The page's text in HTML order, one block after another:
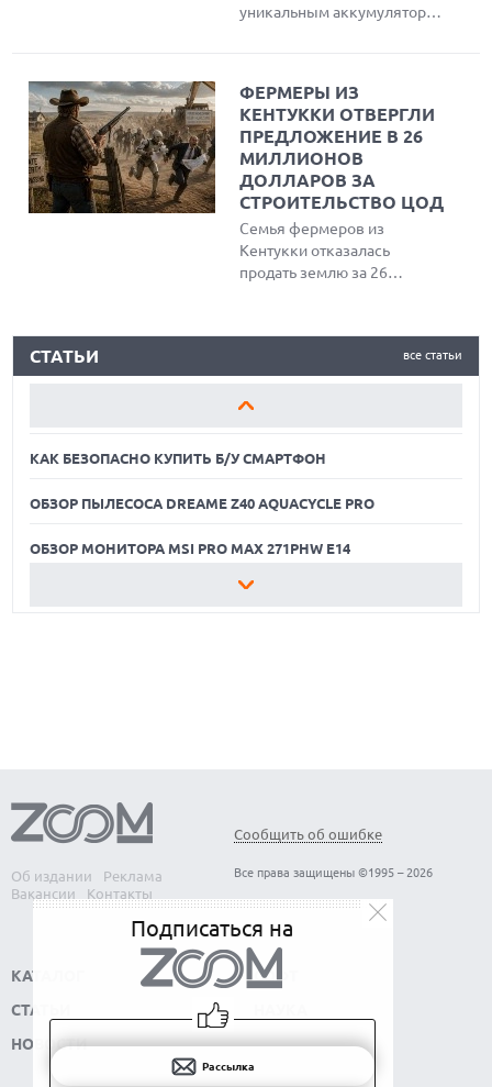
уникальным аккумулятором
IP69K. Устройство оснащено
ярким OLED-дисплеем,
чипсетом Kirin 8020 и
работает под управлением
HarmonyOS 6.1.
ФЕРМЕРЫ ИЗ
КЕНТУККИ ОТВЕРГЛИ
ПРЕДЛОЖЕНИЕ В 26
МИЛЛИОНОВ
ДОЛЛАРОВ ЗА
СТРОИТЕЛЬСТВО ЦОД
Семья фермеров из
Кентукки отказалась
продать землю за 26
обработки данных ИИ,
наследие и экологию
все статьи
СТАТЬИ
ОБЗОР МОНИТОРА MSI PRO MAX 271PHW E14
КАК БЕЗОПАСНО КУПИТЬ Б/У СМАРТФОН
ОБЗОР ПЫЛЕСОСА DREAME Z40 AQUACYCLE PRO
ОБЗОР МОНИТОРА MSI PRO MAX 271PHW E14
КАК БЕЗОПАСНО КУПИТЬ Б/У СМАРТФОН
Об издании
Реклама
Вакансии
Контакты
Сообщить об ошибке
Все права защищены ©1995 – 2026
КАТАЛОГ
СТАТЬИ
НОВОСТИ
СОФТ
Подписаться на
Рассылка